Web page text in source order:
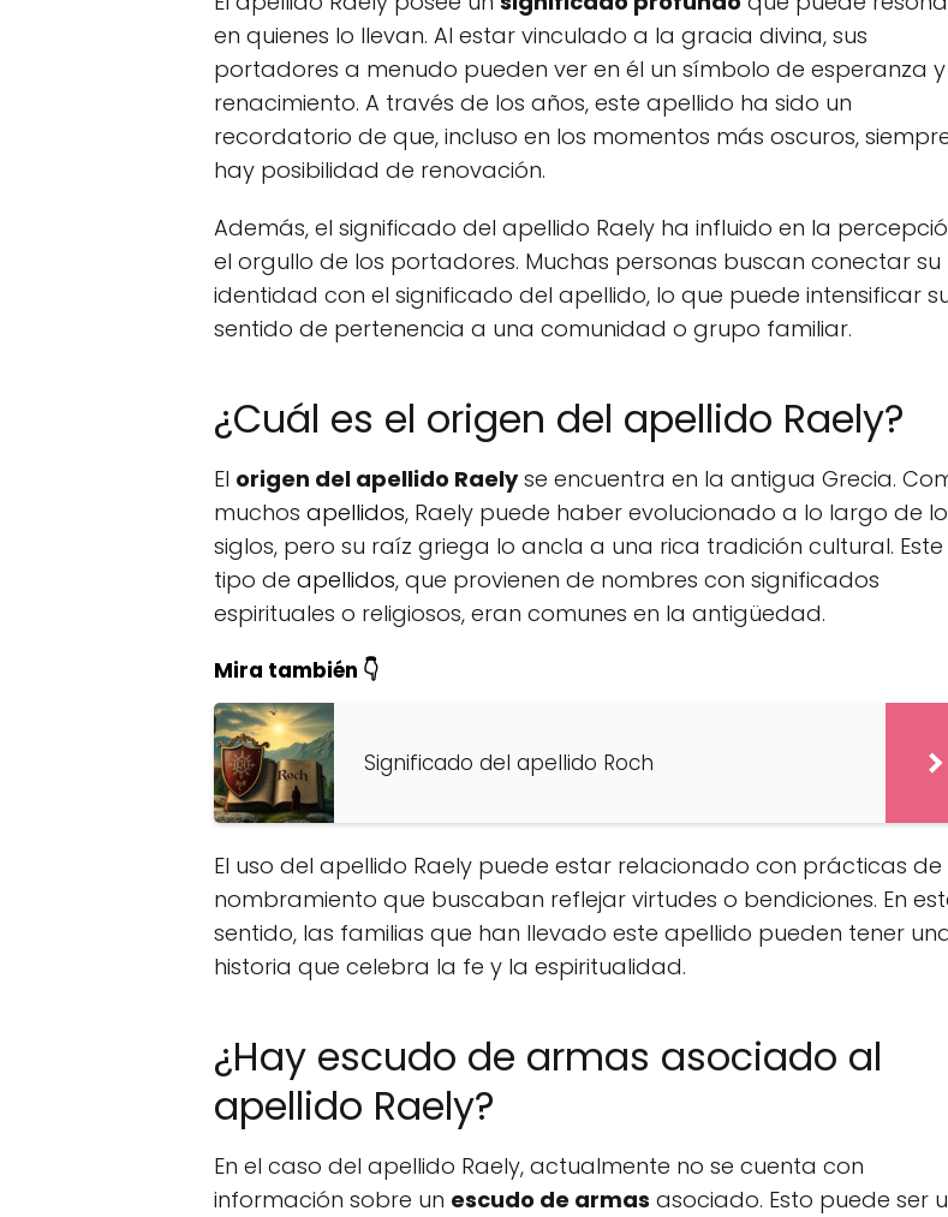
en quienes lo llevan. Al estar vinculado a la gracia divina, sus
portadores a menudo pueden ver en él un símbolo de esperanza y
renacimiento. A través de los años, este apellido ha sido un
recordatorio de que, incluso en los momentos más oscuros,
hay posibilidad de renovación.
Además, el significado del apellido Raely ha influido en la
el orgullo de los portadores. Muchas personas buscan conectar su
identidad con el significado del apellido, lo que puede intensificar
sentido de pertenencia a una comunidad o grupo familiar.
¿Cuál es el origen del apellido Raely?
El origen del apellido Raelyse encuentra en la antigua Grecia.
muchos apellidos, Raely puede haber evolucionado a lo largo de
siglos, pero su raíz griega lo ancla a una rica tradición cultural. Este
tipo de apellidos, que provienen de nombres con significados
espirituales o religiosos, eran comunes en la antigüedad.
Mira también 👇
Significado del apellido Roch
El uso del apellido Raely puede estar relacionado con prácticas de
nombramiento que buscaban reflejar virtudes o bendiciones. En
sentido, las familias que han llevado este apellido pueden tener
historia que celebra la fe y la espiritualidad.
¿Hay escudo de armas asociado al
apellido Raely?
En el caso del apellido Raely, actualmente no se cuenta con
información sobre un escudo de armas asociado. Esto puede ser